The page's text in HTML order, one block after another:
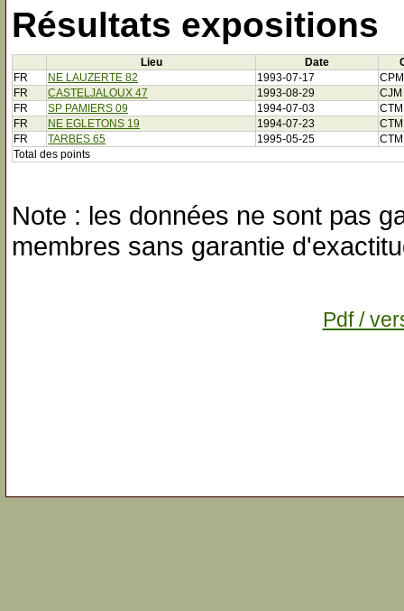
Résultats expositions
Lieu Date
FR
NE LAUZERTE 82 1993-07-17
CPM
FR
CASTELJALOUX 47 1993-08-29
CJM
FR
SP PAMIERS 09 1994-07-03
CTM
FR
NE EGLETONS 19 1994-07-23
CTM
FR
TARBES 65 1995-05-25
CTM
Total des points
Note : les données ne sont pas
membres sans garantie
Pdf /